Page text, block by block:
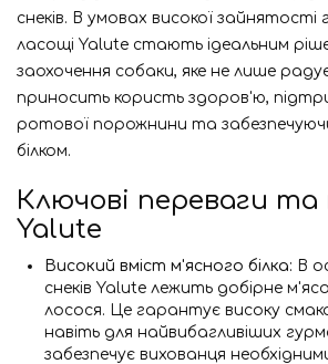
снеків. В умовах високої зайнятості
ласощі Yalute стають ідеальним
заохочення собаки, яке не лише
приносить користь здоров'ю,
ротової порожнини та
білком.
Ключові переваги та
Yalute
Високий вміст м'ясного білка: В
снеків Yalute лежить добірне
лосося. Це гарантує високу
навіть для найвибагливіших
забезпечує вихованця